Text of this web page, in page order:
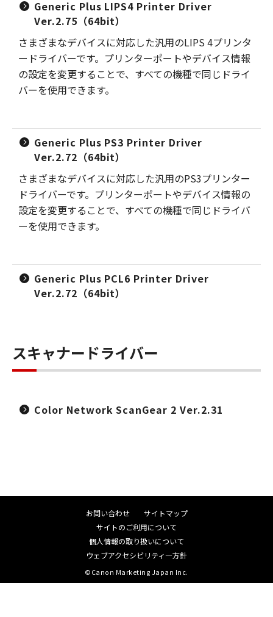
Generic Plus LIPS4 Printer Driver
Ver.2.75（64bit）
さまざまなデバイスに対応した汎用のLIPS 4プリンタ
ードライバーです。プリンターポートやデバイス情報
の設定を変更することで、すべての機種で同じドライ
バーを使用できます。
Generic Plus PS3 Printer Driver
Ver.2.72（64bit）
さまざまなデバイスに対応した汎用のPS3プリンター
ドライバーです。プリンターポートやデバイス情報の
設定を変更することで、すべての機種で同じドライバ
ーを使用できます。
Generic Plus PCL6 Printer Driver
Ver.2.72（64bit）
スキャナードライバー
Color Network ScanGear 2 Ver.2.31
お問い合わせ
サイトマップ
サイトのご利用について
個人情報の取り扱いについて
ウェブアクセシビリティ―方針
©Canon Marketing Japan Inc.